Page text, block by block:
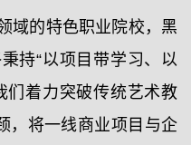
域的特色职业院校，黑
持“以项目带学习、以
们着力突破传统艺术教
，将一线商业项目与企